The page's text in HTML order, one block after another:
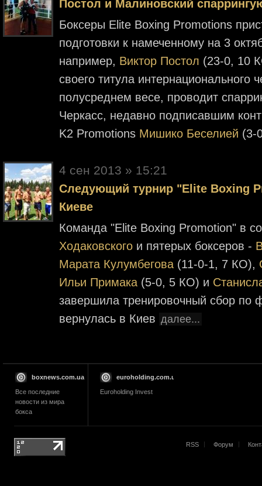
Постол и Малиновский
Боксеры Elite Boxing Promotions
подготовки к намеченному на 3
например, Виктор Постол (23-0, 10
своего титула интернационального
полусреднем весе, проводит
Черкасс, недавно подписавшим
K2 Promotions Мишико Беселией (3-
4 cен 2013 » 15:21
Следующий турнир "Elite Boxing
Киеве
Команда "Elite Boxing Promotion" в
Ходаковского и пятерых боксеров -
Марата Кулумбегова (11-0-1, 7 КО),
Ильи Примака (5-0, 5 КО) и
завершила тренировочный сбор по
вернулась в Киев далее...
boxnews.com.ua
Все последние
новости из мира
бокса
euroholding.com.ua
Euroholding Invest
RSS Форум